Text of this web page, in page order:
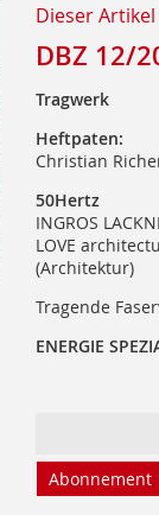
Dieser
DBZ 12/
Tragwerk
Heftpaten:
Christian
50Hertz
INGROS
LOVE
(Architektur)
Tragende
ENERGIE
Abonnement